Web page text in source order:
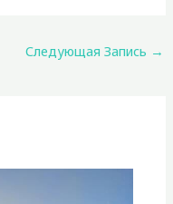
Следующая Запись →